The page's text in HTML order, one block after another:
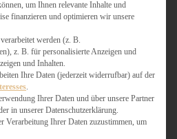
SÜSSES HAUPTGERICHT
TÖRTCHEN
VEGAN SÜSS
HERZHAFT
um Ihnen relevante Inhalte und
finanzieren und optimieren wir unsere
werden (z. B.
z. B. für personalisierte Anzeigen und
und Inhalten.
Ihre Daten (jederzeit widerrufbar) auf der
Ihrer Daten und über unsere Partner
in unserer Datenschutzerklärung.
Verarbeitung Ihrer Daten zuzustimmen, um